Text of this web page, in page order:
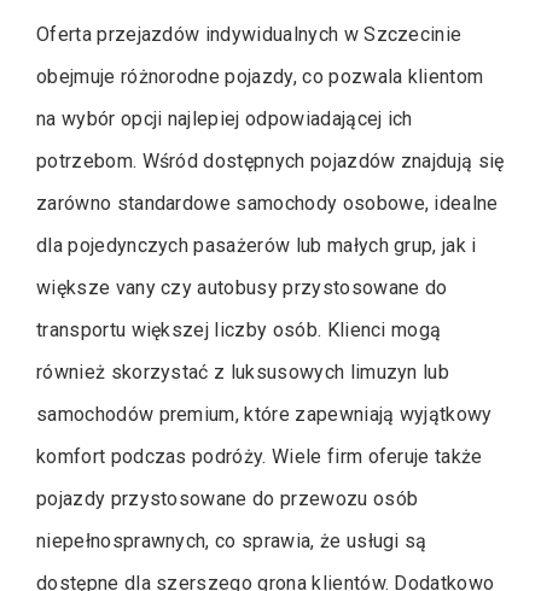
Oferta przejazdów indywidualnych w Szczecinie
obejmuje różnorodne pojazdy, co pozwala klientom
na wybór opcji najlepiej odpowiadającej ich
potrzebom. Wśród dostępnych pojazdów znajdują się
zarówno standardowe samochody osobowe, idealne
dla pojedynczych pasażerów lub małych grup, jak i
większe vany czy autobusy przystosowane do
transportu większej liczby osób. Klienci mogą
również skorzystać z luksusowych limuzyn lub
samochodów premium, które zapewniają wyjątkowy
komfort podczas podróży. Wiele firm oferuje także
pojazdy przystosowane do przewozu osób
niepełnosprawnych, co sprawia, że usługi są
dostępne dla szerszego grona klientów. Dodatkowo